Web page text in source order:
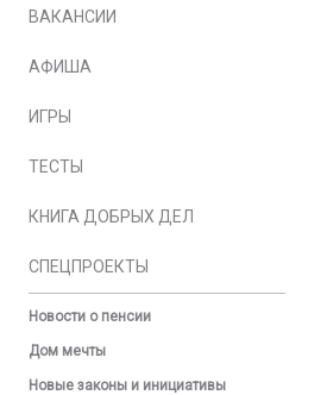
ВАКАНСИИ
АФИША
ИГРЫ
ТЕСТЫ
КНИГА ДОБРЫХ ДЕЛ
СПЕЦПРОЕКТЫ
Новости о пенсии
Дом мечты
Новые законы и инициативы